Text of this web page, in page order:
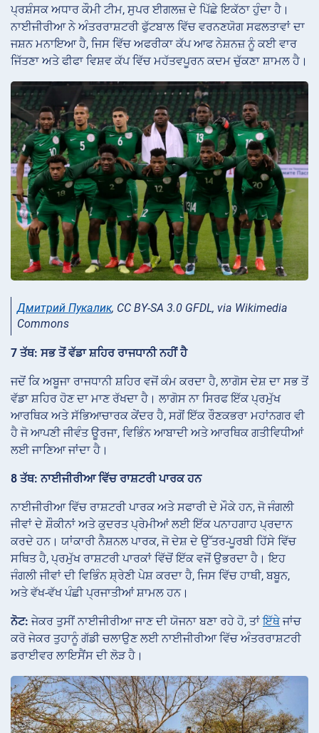
ਪ੍ਰਸ਼ੰਸਕ ਅਧਾਰ ਕੌਮੀ ਟੀਮ, ਸੁਪਰ ਈਗਲਜ਼ ਦੇ ਪਿੱਛੇ ਇਕੱਠਾ ਹੁੰਦਾ ਹੈ।
ਨਾਈਜੀਰੀਆ ਨੇ ਅੰਤਰਰਾਸ਼ਟਰੀ ਫੁੱਟਬਾਲ ਵਿੱਚ ਵਰਨਣਯੋਗ ਸਫਲਤਾਵਾਂ ਦਾ
ਜਸ਼ਨ ਮਨਾਇਆ ਹੈ, ਜਿਸ ਵਿੱਚ ਅਫਰੀਕਾ ਕੱਪ ਆਫ ਨੇਸ਼ਨਜ਼ ਨੂੰ ਕਈ ਵਾਰ
ਜਿੱਤਣਾ ਅਤੇ ਫੀਫਾ ਵਿਸ਼ਵ ਕੱਪ ਵਿੱਚ ਮਹੱਤਵਪੂਰਨ ਕਦਮ ਚੁੱਕਣਾ ਸ਼ਾਮਲ ਹੈ।
Дмитрий Пукалик, CC BY-SA 3.0 GFDL, via Wikimedia
Commons
7 ਤੱਥ: ਸਭ ਤੋਂ ਵੱਡਾ ਸ਼ਹਿਰ ਰਾਜਧਾਨੀ ਨਹੀਂ ਹੈ
ਜਦੋਂ ਕਿ ਅਬੂਜਾ ਰਾਜਧਾਨੀ ਸ਼ਹਿਰ ਵਜੋਂ ਕੰਮ ਕਰਦਾ ਹੈ, ਲਾਗੋਸ ਦੇਸ਼ ਦਾ ਸਭ ਤੋਂ
ਵੱਡਾ ਸ਼ਹਿਰ ਹੋਣ ਦਾ ਮਾਣ ਰੱਖਦਾ ਹੈ। ਲਾਗੋਸ ਨਾ ਸਿਰਫ ਇੱਕ ਪ੍ਰਮੁੱਖ
ਆਰਥਿਕ ਅਤੇ ਸੱਭਿਆਚਾਰਕ ਕੇਂਦਰ ਹੈ, ਸਗੋਂ ਇੱਕ ਰੌਣਕਭਰਾ ਮਹਾਂਨਗਰ ਵੀ
ਹੈ ਜੋ ਆਪਣੀ ਜੀਵੰਤ ਊਰਜਾ, ਵਿਭਿੰਨ ਆਬਾਦੀ ਅਤੇ ਆਰਥਿਕ ਗਤੀਵਿਧੀਆਂ
ਲਈ ਜਾਣਿਆ ਜਾਂਦਾ ਹੈ।
8 ਤੱਥ: ਨਾਈਜੀਰੀਆ ਵਿੱਚ ਰਾਸ਼ਟਰੀ ਪਾਰਕ ਹਨ
ਨਾਈਜੀਰੀਆ ਵਿੱਚ ਰਾਸ਼ਟਰੀ ਪਾਰਕ ਅਤੇ ਸਫਾਰੀ ਦੇ ਮੌਕੇ ਹਨ, ਜੋ ਜੰਗਲੀ
ਜੀਵਾਂ ਦੇ ਸ਼ੌਕੀਨਾਂ ਅਤੇ ਕੁਦਰਤ ਪ੍ਰੇਮੀਆਂ ਲਈ ਇੱਕ ਪਨਾਹਗਾਹ ਪ੍ਰਦਾਨ
ਕਰਦੇ ਹਨ। ਯਾਂਕਾਰੀ ਨੈਸ਼ਨਲ ਪਾਰਕ, ਜੋ ਦੇਸ਼ ਦੇ ਉੱਤਰ-ਪੂਰਬੀ ਹਿੱਸੇ ਵਿੱਚ
ਸਥਿਤ ਹੈ, ਪ੍ਰਮੁੱਖ ਰਾਸ਼ਟਰੀ ਪਾਰਕਾਂ ਵਿੱਚੋਂ ਇੱਕ ਵਜੋਂ ਉਭਰਦਾ ਹੈ। ਇਹ
ਜੰਗਲੀ ਜੀਵਾਂ ਦੀ ਵਿਭਿੰਨ ਸ਼੍ਰੇਣੀ ਪੇਸ਼ ਕਰਦਾ ਹੈ, ਜਿਸ ਵਿੱਚ ਹਾਥੀ, ਬਬੂਨ,
ਅਤੇ ਵੱਖ-ਵੱਖ ਪੰਛੀ ਪ੍ਰਜਾਤੀਆਂ ਸ਼ਾਮਲ ਹਨ।
ਨੋਟ: ਜੇਕਰ ਤੁਸੀਂ ਨਾਈਜੀਰੀਆ ਜਾਣ ਦੀ ਯੋਜਨਾ ਬਣਾ ਰਹੇ ਹੋ, ਤਾਂਇੱਥੇਜਾਂਚ
ਕਰੋ ਜੇਕਰ ਤੁਹਾਨੂੰ ਗੱਡੀ ਚਲਾਉਣ ਲਈ ਨਾਈਜੀਰੀਆ ਵਿੱਚ ਅੰਤਰਰਾਸ਼ਟਰੀ
ਡਰਾਈਵਰ ਲਾਇਸੈਂਸ ਦੀ ਲੋੜ ਹੈ।